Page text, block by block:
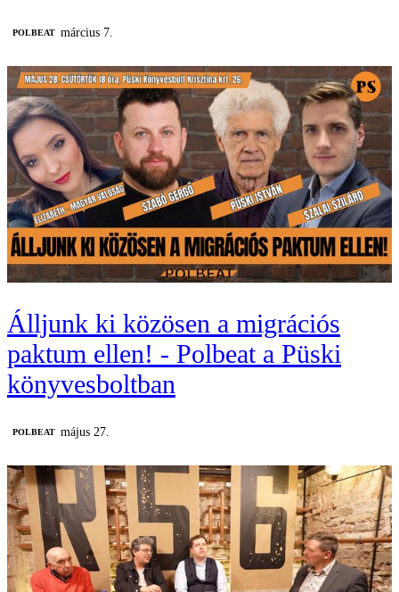
‎POLBEAT március 7.
Álljunk ki közösen a migrációs
paktum ellen! - Polbeat a Püski
könyvesboltban
‎POLBEAT május 27.